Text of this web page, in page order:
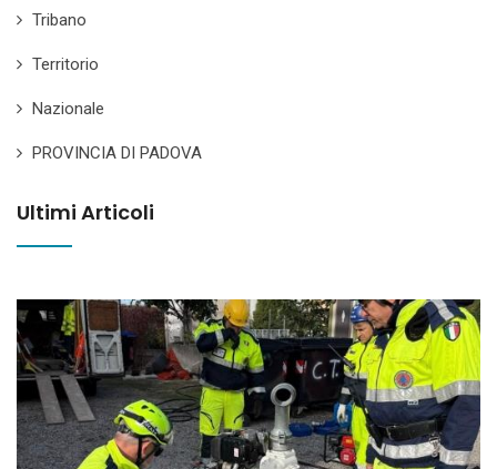
Tribano
Territorio
Nazionale
PROVINCIA DI PADOVA
Ultimi Articoli